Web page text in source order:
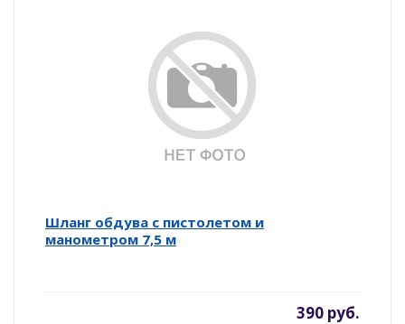
Шланг обдува с пистолетом и
манометром 7,5 м
390 руб.